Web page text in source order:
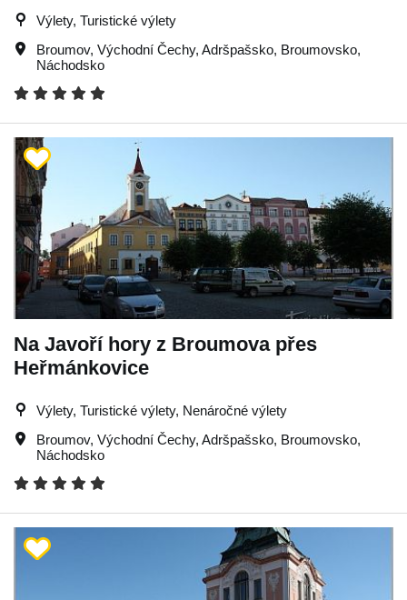
Výlety, Turistické výlety
Broumov, Východní Čechy, Adršpašsko, Broumovsko,
Náchodsko
Na Javoří hory z Broumova přes
Heřmánkovice
Výlety, Turistické výlety, Nenáročné výlety
Broumov, Východní Čechy, Adršpašsko, Broumovsko,
Náchodsko